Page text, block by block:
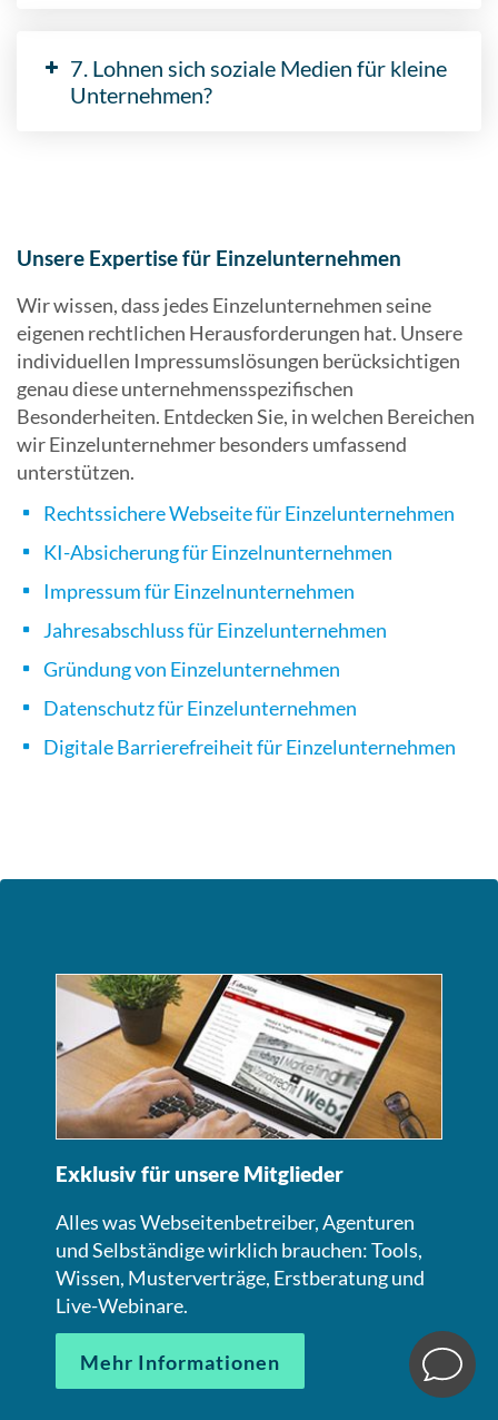
7. Lohnen sich soziale Medien für kleine
Unternehmen?
Unsere Expertise für Einzelunternehmen
Wir wissen, dass jedes Einzelunternehmen seine
eigenen rechtlichen Herausforderungen hat. Unsere
individuellen Impressumslösungen berücksichtigen
genau diese unternehmensspezifischen
Besonderheiten. Entdecken Sie, in welchen Bereichen
wir Einzelunternehmer besonders umfassend
unterstützen.
Rechtssichere Webseite für Einzelunternehmen
KI-Absicherung für Einzelnunternehmen
Impressum für Einzelnunternehmen
Jahresabschluss für Einzelunternehmen
Gründung von Einzelunternehmen
Datenschutz für Einzelunternehmen
Digitale Barrierefreiheit für Einzelunternehmen
Exklusiv für unsere Mitglieder
Alles was Webseitenbetreiber, Agenturen
und Selbständige wirklich brauchen: Tools,
Wissen, Musterverträge, Erstberatung und
Live-Webinare.
Mehr Informationen